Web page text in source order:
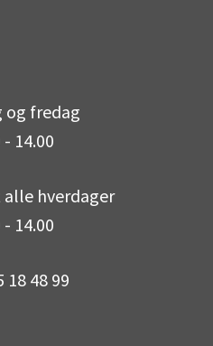
og fredag
14.00
hverdager
14.00
18 48 99